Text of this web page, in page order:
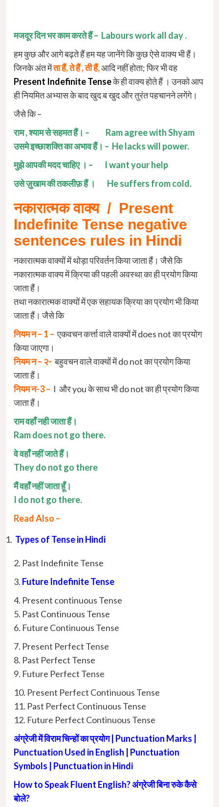
मजदूर दिन भर काम करते हैं – Labours work all day .
हम कुछ और आगे बढ़ते हैं हम यह जानेंगे कि कुछ ऐसे वाक्य भी हैं।
जिनके अंत मेंता हैं, ते हैं , ती हैं,आदि नहीं होता; फिर भी वह
Present Indefinite Tenseके ही वाक्य होते हैं । उनको आप
ही नियमित अभ्यास के बाद खुद ब खुद और तुरंत पहचानने लगेंगे।
जैसे कि –
राम , श्याम से सहमत हैं। – Ram agree with Shyam
उसमे इच्छाशक्ति का अभाव हैं। – He lacks will power.
मुझे आपकी मदद चाहिए । – I want your help
उसे ज़ुखाम की तकलीफ़ हैं । He suffers from cold.
नकारात्मक वाक्य / Present
Indefinite Tense negative
sentences rules in Hindi
नकारात्मक वाक्यों में थोड़ा परिवर्तन किया जाता हैं। जैसे कि
नकारात्मक वाक्य में क्रिया की पहली अवस्था का ही प्रयोग किया
जाता हैं।
तथा नकारात्मक वाक्यों में एक सहायक क्रिया का प्रयोग भी किया
जाता हैं। जैसे कि
नियम न – 1 – एकवचन कर्त्ता वाले वाक्यों में does not का प्रयोग
किया जाएगा।
नियम न – २- बहुवचन वाले वाक्यों में do not का प्रयोग किया
जाता हैं।
नियम न-3 – I और you के साथ भी do not का ही प्रयोग किया
जाता हैं।
राम वहाँ नही जाता हैं।
Ram does not go there.
वे वहाँ नहीं जाते हैं।
They do not go there
मैं वहाँ नहीं जाता हूँ।
I do not go there.
Read Also –
Types of Tense in Hindi
2. Past Indefinite Tense
3. Future Indefinite Tense
4. Present continuous Tense
5. Past Continuous Tense
6. Future Continuous Tense
7. Present Perfect Tense
8. Past Perfect Tense
9. Future Perfect Tense
10. Present Perfect Continuous Tense
11. Past Perfect Continuous Tense
12. Future Perfect Continuous Tense
अंग्रेजी में विराम चिन्हों का प्रयोग | Punctuation Marks |
Punctuation Used in English | Punctuation
Symbols | Punctuation in Hindi
How to Speak Fluent English? अंग्रेजी बिना रुके कैसे
बोले?